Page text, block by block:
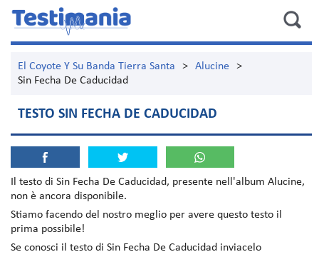
El Coyote Y Su Banda Tierra Santa > Alucine
>
Sin Fecha De Caducidad
TESTO SIN FECHA DE CADUCIDAD
Il testo di Sin Fecha De Caducidad, presente nell'album Alucine,
non è ancora disponibile.
Stiamo facendo del nostro meglio per avere questo testo il
prima possibile!
Se conosci il testo di Sin Fecha De Caducidad inviacelo